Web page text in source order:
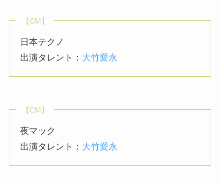
【CM】
日本テクノ
出演タレント： 大竹愛永
【CM】
夜マック
出演タレント： 大竹愛永